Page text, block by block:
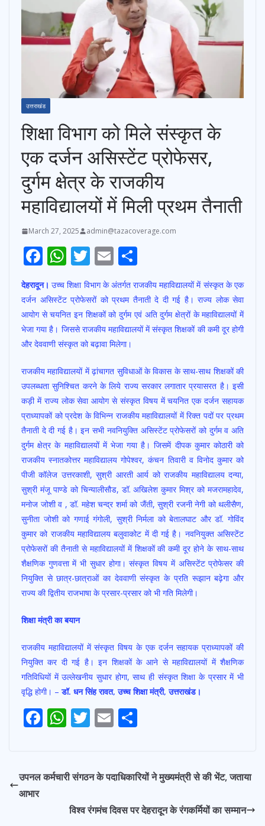
उत्तराखंड
शिक्षा विभाग को मिले संस्कृत के
एक दर्जन असिस्टेंट प्रोफेसर,
दुर्गम क्षेत्र के राजकीय
महाविद्यालयों में मिली प्रथम तैनाती
March 27, 2025 admin@tazacoverage.com
F
e
b
o
o
k
W
h
at
s
A
p
p
T
w
itt
er
E
m
ai
l
h
ar
e
देहरादून। उच्च शिक्षा विभाग के अंतर्गत राजकीय महाविद्यालयों में संस्कृत के एक
दर्जन असिस्टेंट प्रोफेसरों को प्रथम तैनाती दे दी गई है। राज्य लोक सेवा
आयोग से चयनित इन शिक्षकों को दुर्गम एवं अति दुर्गम क्षेत्रों के महाविद्यालयों में
भेजा गया है। जिससे राजकीय महाविद्यालयों में संस्कृत शिक्षकों की कमी दूर होगी
और देववाणी संस्कृत को बढ़ावा मिलेगा।
राजकीय महाविद्यालयों में ढ़ांचागत सुविधाओं के विकास के साथ-साथ शिक्षकों की
उपलब्धता सुनिश्चित करने के लिये राज्य सरकार लगातार प्रयासरत है। इसी
कड़ी में राज्य लोक सेवा आयोग से संस्कृत विषय में चयनित एक दर्जन सहायक
प्राध्यापकों को प्रदेश के विभिन्न राजकीय महाविद्यालयों में रिक्त पदों पर प्रथम
तैनाती दे दी गई है। इन सभी नवनियुक्ति असिस्टेंट प्रोफेसरों को दुर्गम व अति
दुर्गम क्षेत्र के महाविद्यालयों में भेजा गया है। जिसमें दीपक कुमार कोठारी को
राजकीय स्नातकोत्तर महाविद्यालय गोपेश्वर, कंचन तिवारी व विनोद कुमार को
पीजी कॉलेज उत्तरकाशी, सुश्री आरती आर्य को राजकीय महाविद्यालय दन्या,
सुश्री मंजू पाण्डे को चिन्यालीसौड, डॉ. अखिलेश कुमार मिश्र को मजरामहादेव,
मनोज जोशी व , डॉ. महेश चन्द्र शर्मा को जैंती, सुश्री रजनी नेगी को थलीसैण,
सुनीता जोशी को गणाई गंगोली, सुश्री निर्मला को बेतालघाट और डॉ. गोविंद
कुमार को राजकीय महाविद्यालय बलुवाकोट में दी गई है। नवनियुक्त असिस्टेंट
प्रोफेसरों की तैनाती से महाविद्यालयों में शिक्षकों की कमी दूर होने के साथ-साथ
शैक्षणिक गुणवत्ता में भी सुधार होगा। संस्कृत विषय में असिस्टेंट प्रोफेसर की
नियुक्ति से छात्र-छात्राओं का देववाणी संस्कृत के प्रति रूझान बढ़ेगा और
राज्य की द्वितीय राजभाषा के प्रसार-प्रसार को भी गति मिलेगी।
शिक्षा मंत्री का बयान
राजकीय महाविद्यालयों में संस्कृत विषय के एक दर्जन सहायक प्राध्यापकों की
नियुक्ति कर दी गई है। इन शिक्षकों के आने से महाविद्यालयों में शैक्षणिक
गतिविधियों में उल्लेखनीय सुधार होगा, साथ ही संस्कृत शिक्षा के प्रसार में भी
वृद्धि होगी। –डॉ. धन सिंह रावत, उच्च शिक्षा मंत्री, उत्तराखंड।
Post
Navigation
F
b
W
s
p
T
er
E
l e
उपनल कर्मचारी संगठन के पदाधिकारियों ने मुख्यमंत्री से की भेंट, जताया
आभार
विश्व रंगमंच दिवस पर देहरादून के रंगकर्मियों का सम्मान